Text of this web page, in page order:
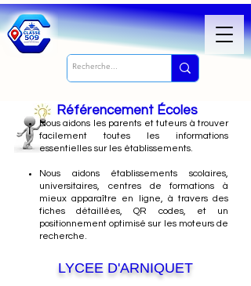
Référencement Écoles
Nousaidons les parents et tuteurs à trouver
facilement toutes les informations
essentielles sur les établissements.
Nous aidons établissements scolaires,
universitaires, centres de formations à
mieux apparaître en ligne, à travers des
fiches détaillées, QR codes, et un
positionnement optimisé sur les moteurs de
recherche.
LYCEE D'ARNIQUET